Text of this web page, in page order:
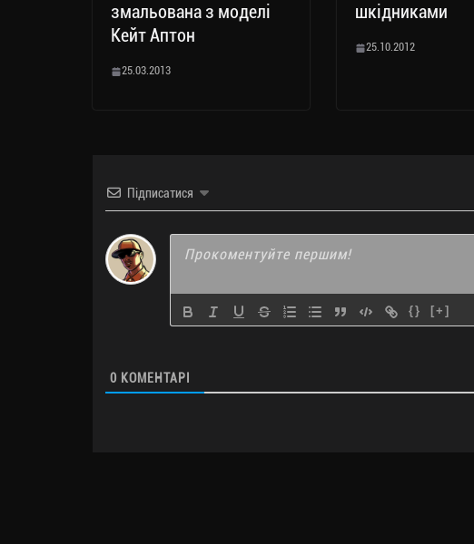
змальована з моделі
Кейт Аптон
25.03.2013
шкідниками
25.10.2012
Підписатися
{} [+]
0 КОМЕНТАРІ